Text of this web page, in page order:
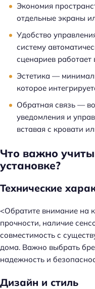
Экономия
отдельные экраны
Удобство
систему
сценариев
Эстетика —
которое
Обратная связь —
уведомления и
вставая с кровати
Что важно
установке?
Технические
<Обратите внимание на
прочности, наличие
совместимость с
дома. Важно выбрать
надежность и
Дизайн и стиль